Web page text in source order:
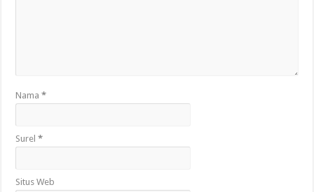
Nama*
Surel*
Situs Web